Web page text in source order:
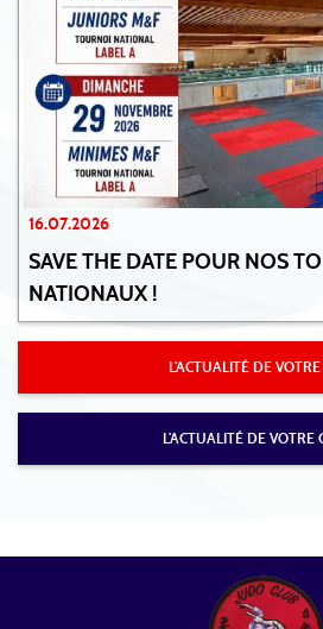
16.07.2026
SAVE THE DATE POUR NOS
NATIONAUX !
L'ACTUALITÉ DE
L'ACTUALITÉ DE VOTRE